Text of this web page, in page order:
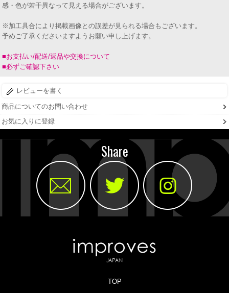
感・色が若干異なって見える場合がございます。
※加工具合により掲載画像との誤差が見られる場合もございます。
予めご了承くださいますようお願い申し上げます。
■お支払い/配送/返品や交換について
■必ずご確認下さい
レビューを書く
商品についてのお問い合わせ
お気に入りに登録
Share
TOP